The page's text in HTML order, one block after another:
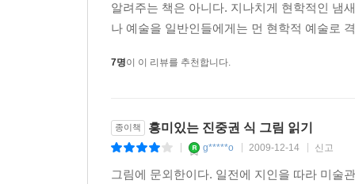
관점에서 미학자의 지적 호기심을 자극한 그림,
내면을 담아냈다.
두개골에 구멍을 내는 수술. 불가능한 형태로 뒤
끄집어내면서 초현실주의, 르네상스, 바로크, 해
《교수대 위의 까치－진중권의 독창적인 그림
것보다 작품을 스스로 읽도록 자극한다. 작품을
알려주는 책은 아니다. 지나치게 현학적인 냄
나 예술을 일반인들에게는 먼 현학적 예술로
7명이 이 리뷰를 추천합니다.
종이책 흥미있는 진중권 식 그림 읽기
g*****o 2009-12-14 신고
그림에 문외한이다. 일전에 지인을 따라 미술